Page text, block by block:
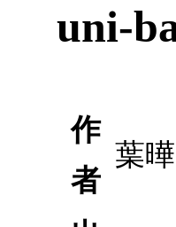
uni-
作
者
葉曄